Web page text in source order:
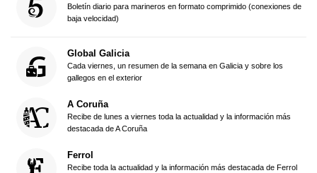
Boletín diario para marineros en formato comprimido (conexiones de
baja velocidad)
Global Galicia
Cada viernes, un resumen de la semana en Galicia y sobre los
gallegos en el exterior
A Coruña
Recibe de lunes a viernes toda la actualidad y la información más
destacada de A Coruña
Ferrol
Recibe toda la actualidad y la información más destacada de Ferrol